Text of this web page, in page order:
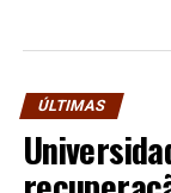
ÚLTIMAS